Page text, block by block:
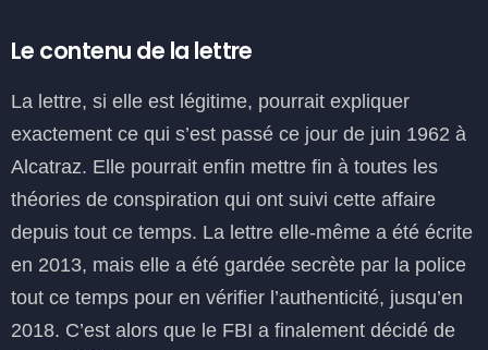
Le contenu de la lettre
La lettre, si elle est légitime, pourrait expliquer
exactement ce qui s’est passé ce jour de juin 1962 à
Alcatraz. Elle pourrait enfin mettre fin à toutes les
théories de conspiration qui ont suivi cette affaire
depuis tout ce temps. La lettre elle-même a été écrite
en 2013, mais elle a été gardée secrète par la police
tout ce temps pour en vérifier l’authenticité, jusqu’en
2018. C’est alors que le FBI a finalement décidé de